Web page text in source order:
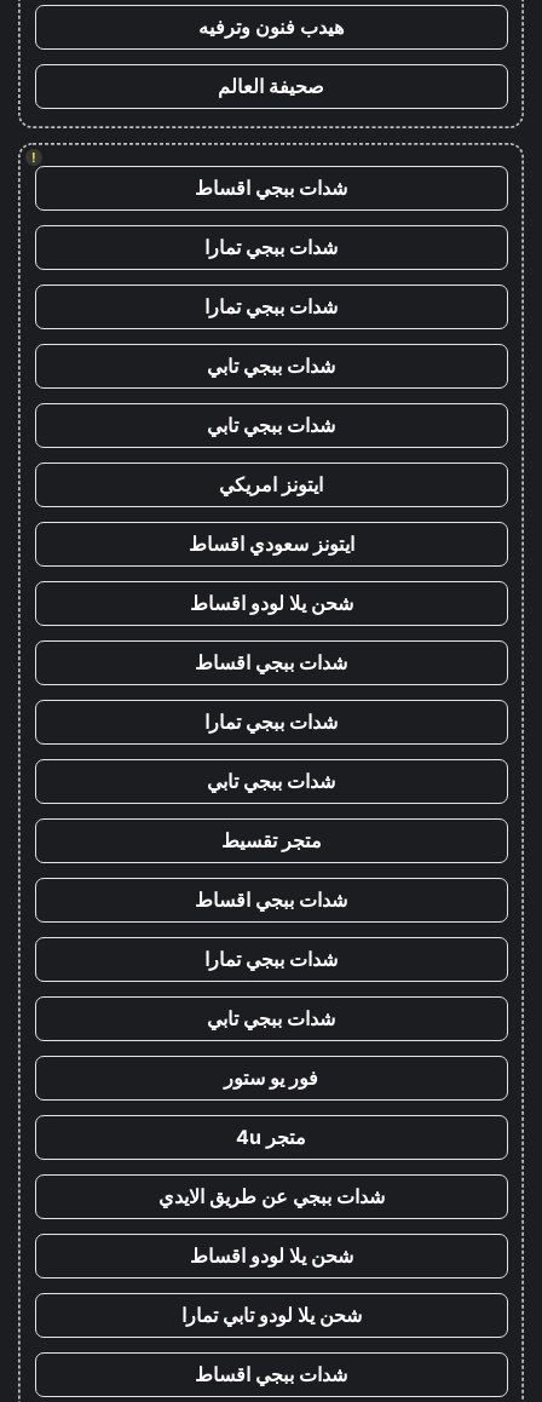
هيدب فنون وترفيه
صحيفة العالم
!
شدات ببجي اقساط
شدات ببجي تمارا
شدات ببجي تمارا
شدات ببجي تابي
شدات ببجي تابي
ايتونز امريكي
ايتونز سعودي اقساط
شحن يلا لودو اقساط
شدات ببجي اقساط
شدات ببجي تمارا
شدات ببجي تابي
متجر تقسيط
شدات ببجي اقساط
شدات ببجي تمارا
شدات ببجي تابي
فور يو ستور
متجر 4u
شدات ببجي عن طريق الايدي
شحن يلا لودو اقساط
شحن يلا لودو تابي تمارا
شدات ببجي اقساط